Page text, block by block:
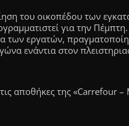
του οικοπέδου των
για την
των εργατών,
ενάντια στον
αποθήκες της «Carrefour